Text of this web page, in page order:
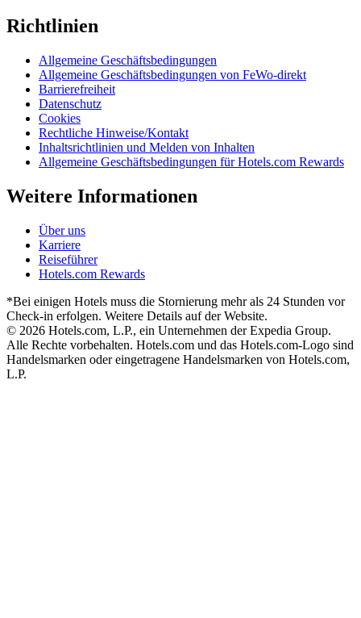
Richtlinien
Allgemeine Geschäftsbedingungen
Allgemeine Geschäftsbedingungen von FeWo-direkt
Barrierefreiheit
Datenschutz
Cookies
Rechtliche Hinweise/Kontakt
Inhaltsrichtlinien und Melden von Inhalten
Allgemeine Geschäftsbedingungen für Hotels.com Rewards
Weitere Informationen
Über uns
Karriere
Reiseführer
Hotels.com Rewards
*Bei einigen Hotels muss die Stornierung mehr als 24 Stunden vor
Check-in erfolgen. Weitere Details auf der Website.
© 2026 Hotels.com, L.P., ein Unternehmen der Expedia Group.
Alle Rechte vorbehalten. Hotels.com und das Hotels.com-Logo sind
Handelsmarken oder eingetragene Handelsmarken von Hotels.com,
L.P.